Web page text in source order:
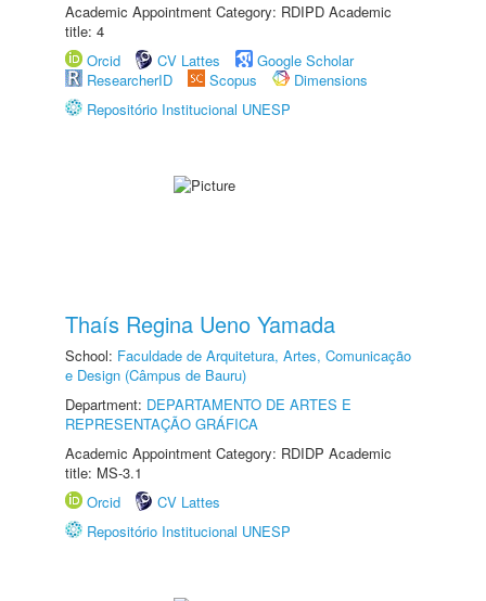
Academic Appointment Category: RDIPD Academic
title: 4
Orcid
CV Lattes
Google Scholar
ResearcherID
Scopus
Dimensions
Repositório Institucional UNESP
Thaís Regina Ueno Yamada
School: Faculdade de Arquitetura, Artes, Comunicação
e Design (Câmpus de Bauru)
Department: DEPARTAMENTO DE ARTES E
REPRESENTAÇÃO GRÁFICA
Academic Appointment Category: RDIDP Academic
title: MS-3.1
Orcid
CV Lattes
Repositório Institucional UNESP